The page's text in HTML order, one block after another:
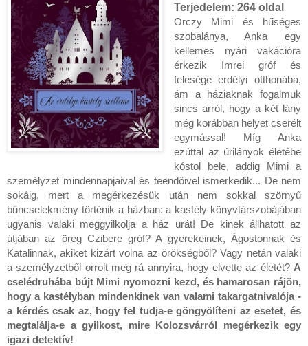
Terjedelem: 264 oldal
Orczy Mimi és hűséges
szobalánya, Anka egy
kellemes nyári vakációra
érkezik Imrei gróf és
felesége erdélyi otthonába,
ám a háziaknak fogalmuk
sincs arról, hogy a két lány
még korábban helyet cserélt
egymással! Míg Anka
ezúttal az úrilányok életébe
kóstol bele, addig Mimi a
személyzet mindennapjaival és teendőivel ismerkedik... De nem
sokáig, mert a megérkezésük után nem sokkal szörnyű
bűncselekmény történik a házban: a kastély könyvtárszobájában
ugyanis valaki meggyilkolja a ház urát! De kinek állhatott az
útjában az öreg Czibere gróf? A gyerekeinek, Ágostonnak és
Katalinnak, akiket kizárt volna az örökségből? Vagy netán valaki
a személyzetből orrolt meg rá annyira, hogy elvette az életét? A
cselédruhába bújt Mimi nyomozni kezd, és hamarosan rájön,
hogy a kastélyban mindenkinek van valami takargatnivalója -
a kérdés csak az, hogy fel tudja-e göngyölíteni az esetet, és
megtalálja-e a gyilkost, mire Kolozsvárról megérkezik egy
igazi detektív!